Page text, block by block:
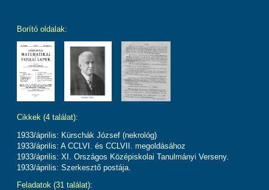
Borító oldalak:
Cikkek (4 találat):
1933/április: Kürschák József (nekrológ)
1933/április: A CCLVI. és CCLVII. megoldásához
1933/április: XI. Országos Középiskolai Tanulmányi Verseny.
1933/április: Szerkesztő postája.
Feladatok (31 találat):